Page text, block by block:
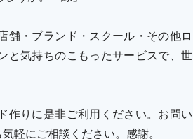
舗・ブランド・スクール・その他ロ
と気持ちのこもったサービスで、世
作りに是非ご利用ください。お問い
軽にご相談ください。感謝。